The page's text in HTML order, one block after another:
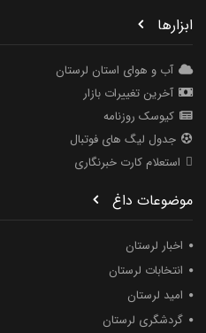
ابزارها
آب و هوای استان لرستان
آخرین تغییرات بازار
کیوسک روزنامه
جدول لیگ های فوتبال
استعلام کارت خبرنگاری
موضوعات داغ
اخبار لرستان
انتخابات لرستان
امید لرستان
گردشگری لرستان